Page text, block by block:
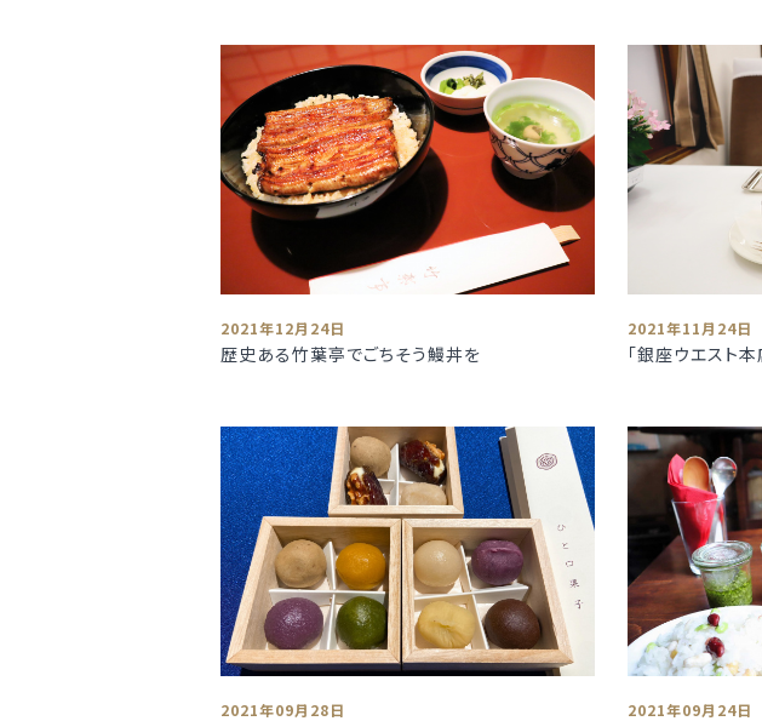
2021年12月24日
歴史ある竹葉亭でごちそう鰻丼を
2021年11月24日
「銀座ウエスト
2021年09月28日 2021年09月24日